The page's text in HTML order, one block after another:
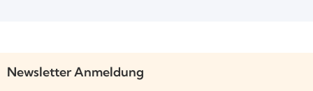
Newsletter Anmeldung